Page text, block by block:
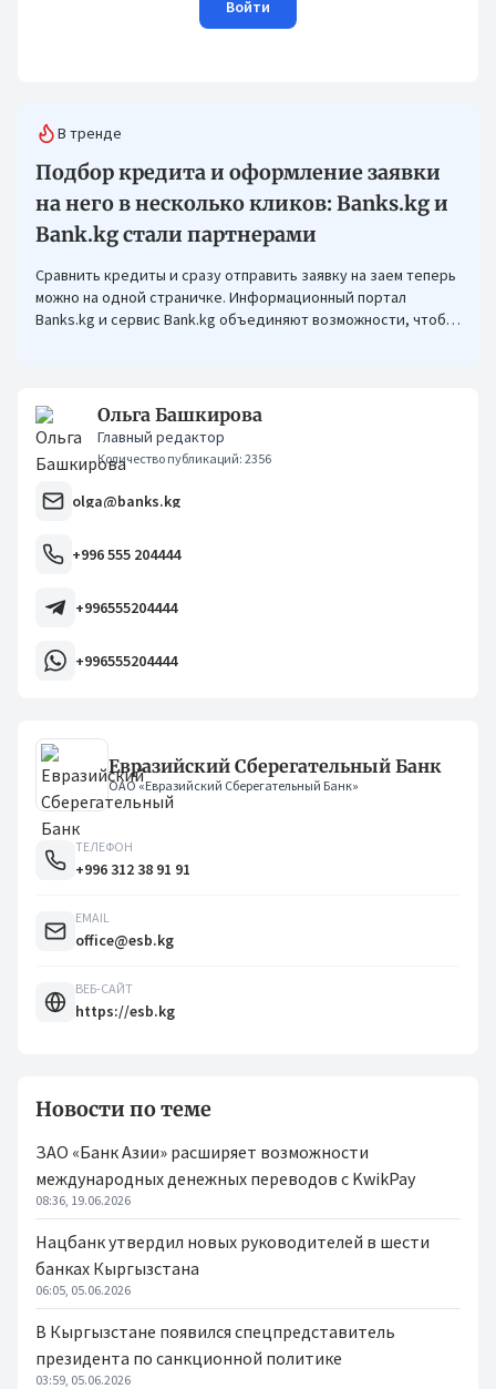
Войти
В тренде
Подбор кредита и оформление заявки
на него в несколько кликов: Banks.kg и
Bank.kg стали партнерами
Сравнить кредиты и сразу отправить заявку на заем теперь
можно на одной страничке. Информационный портал
Banks.kg и сервис Bank.kg объединяют возможности, чтобы
Ольга Башкирова
Главный редактор
Количество публикаций: 2356
olga@banks.kg
+996 555 204444
+996555204444
+996555204444
Евразийский Сберегательный Банк
ОАО «Евразийский Сберегательный Банк»
ТЕЛЕФОН
+996 312 38 91 91
EMAIL
office@esb.kg
ВЕБ-САЙТ
https://esb.kg
Новости по теме
ЗАО «Банк Азии» расширяет возможности
международных денежных переводов с KwikPay
08:36, 19.06.2026
Нацбанк утвердил новых руководителей в шести
банках Кыргызстана
06:05, 05.06.2026
В Кыргызстане появился спецпредставитель
президента по санкционной политике
03:59, 05.06.2026